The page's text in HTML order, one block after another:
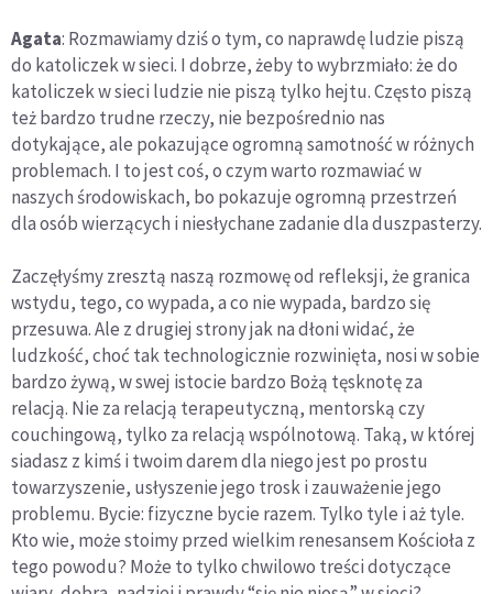
Agata: Rozmawiamy dziś o tym, co naprawdę ludzie piszą
do katoliczek w sieci. I dobrze, żeby to wybrzmiało: że do
katoliczek w sieci ludzie nie piszą tylko hejtu. Często piszą
też bardzo trudne rzeczy, nie bezpośrednio nas
dotykające, ale pokazujące ogromną samotność w różnych
problemach. I to jest coś, o czym warto rozmawiać w
naszych środowiskach, bo pokazuje ogromną przestrzeń
dla osób wierzących i niesłychane zadanie dla duszpasterzy.
Zaczęłyśmy zresztą naszą rozmowę od refleksji, że granica
wstydu, tego, co wypada, a co nie wypada, bardzo się
przesuwa. Ale z drugiej strony jak na dłoni widać, że
ludzkość, choć tak technologicznie rozwinięta, nosi w sobie
bardzo żywą, w swej istocie bardzo Bożą tęsknotę za
relacją. Nie za relacją terapeutyczną, mentorską czy
couchingową, tylko za relacją wspólnotową. Taką, w której
siadasz z kimś i twoim darem dla niego jest po prostu
towarzyszenie, usłyszenie jego trosk i zauważenie jego
problemu. Bycie: fizyczne bycie razem. Tylko tyle i aż tyle.
Kto wie, może stoimy przed wielkim renesansem Kościoła z
tego powodu? Może to tylko chwilowo treści dotyczące